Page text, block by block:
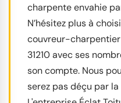
charpente envahie
N’hésitez plus à
couvreur-charpentier
31210 avec ses
son compte. Nous
serez pas déçu par